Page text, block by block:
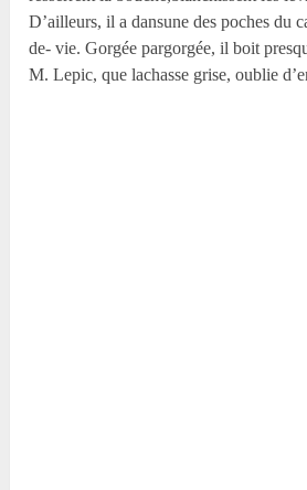
D’ailleurs, il a dansune des poches du
de- vie. Gorgée pargorgée, il boit
M. Lepic, que lachasse grise, oublie